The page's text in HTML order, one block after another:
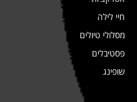
חיי לילה
מסלולי טיולים
פסטיבלים
שופינג